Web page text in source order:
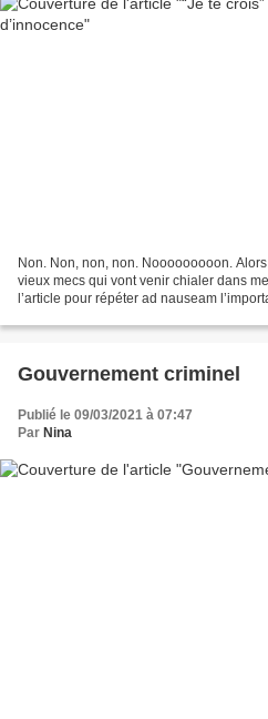
Non. Non, non, non. Nooooooooon.
vieux mecs qui vont venir chialer dans
l’article pour répéter ad nauseam
Gouvernement criminel
Publié le 09/03/2021 à 07:47
Par Nina